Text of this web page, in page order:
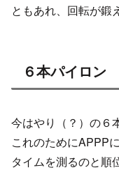
ともあれ、回転が鍛
６本パイロン
今はやり（？）の６
これのためにAPPP
タイムを測るのと順